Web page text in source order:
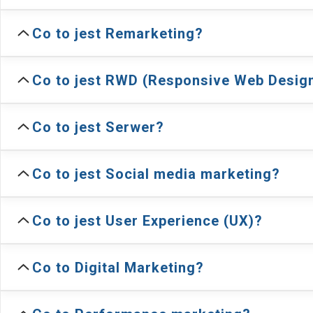
Co to jest Remarketing?
Co to jest RWD (Responsive Web
Co to jest Serwer?
Co to jest Social media marketing?
Co to jest User Experience (UX)?
Co to Digital Marketing?